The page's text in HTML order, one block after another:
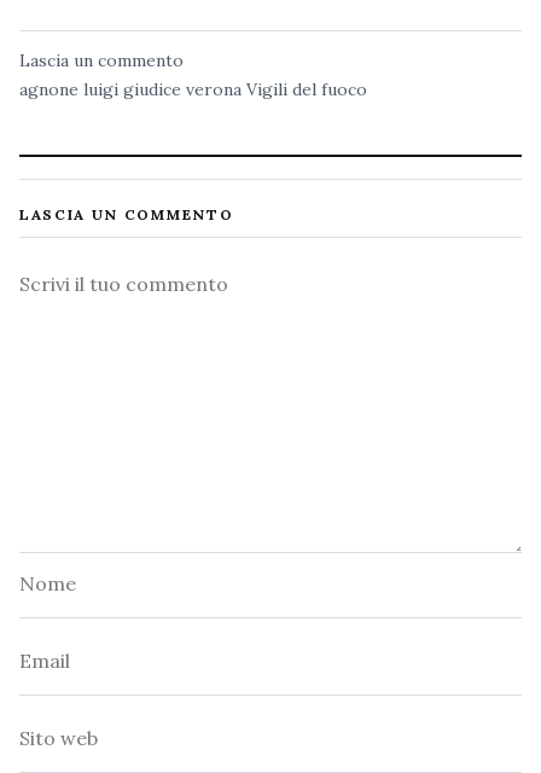
Lascia un commento
agnone luigi giudice verona Vigili del fuoco
LASCIA UN COMMENTO
Commento